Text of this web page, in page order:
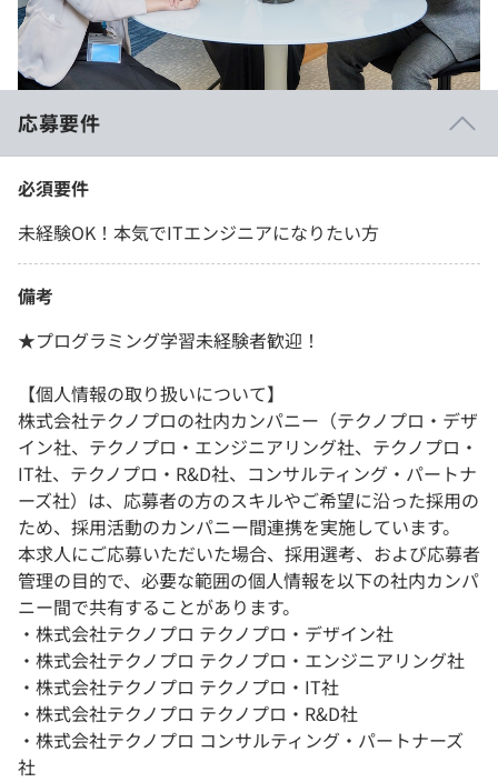
応募要件
必須要件
未経験OK！本気でITエンジニアになりたい方
備考
★プログラミング学習未経験者歓迎！
【個人情報の取り扱いについて】
株式会社テクノプロの社内カンパニー（テクノプロ・デザ
イン社、テクノプロ・エンジニアリング社、テクノプロ・
IT社、テクノプロ・R&D社、コンサルティング・パートナ
ーズ社）は、応募者の方のスキルやご希望に沿った採用の
ため、採用活動のカンパニー間連携を実施しています。
本求人にご応募いただいた場合、採用選考、および応募者
管理の目的で、必要な範囲の個人情報を以下の社内カンパ
ニー間で共有することがあります。
・株式会社テクノプロ テクノプロ・デザイン社
・株式会社テクノプロ テクノプロ・エンジニアリング社
・株式会社テクノプロ テクノプロ・IT社
・株式会社テクノプロ テクノプロ・R&D社
・株式会社テクノプロ コンサルティング・パートナーズ
社